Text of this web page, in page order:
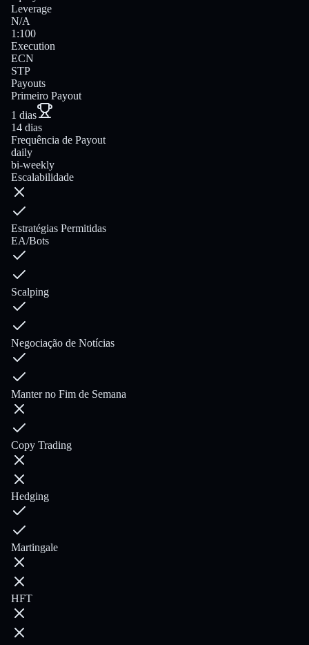
Leverage
N/A
1:100
Execution
ECN
STP
Payouts
Primeiro Payout
1 dias
14 dias
Frequência de Payout
daily
bi-weekly
Escalabilidade
Estratégias Permitidas
EA/Bots
Scalping
Negociação de Notícias
Manter no Fim de Semana
Copy Trading
Hedging
Martingale
HFT